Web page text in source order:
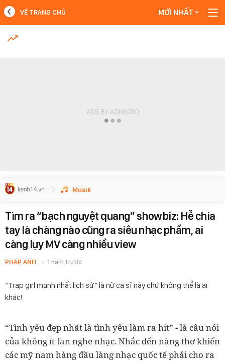
MỚI NHẤT
VỀ TRANG CHỦ MỚI NHẤT
Musik
Tìm ra “bạch nguyệt quang” showbiz: Hễ chia
tay là chàng nào cũng ra siêu nhạc phẩm, ai
càng lụy MV càng nhiều view
PHÁP ANH 1 năm trước
“Trap girl mạnh nhất lịch sử” là nữ ca sĩ này chứ không thể là ai
khác!
“Tình yêu đẹp nhất là tình yêu làm ra hit” - là câu nói
của không ít fan nghe nhạc. Nhắc đến nàng thơ khiến
các mỹ nam hàng đầu làng nhạc quốc tế phải cho ra